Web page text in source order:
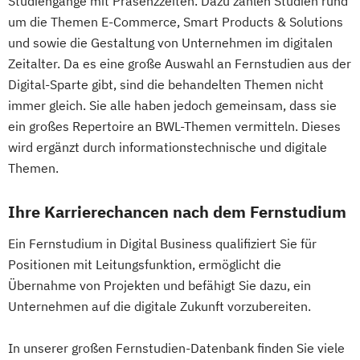
Wirtschaftsingenieurwesen
Wirtschaftsingenieurwesen und
Maschinenbau
Wirtschaftspsychologie & Künstliche
Intelligenz
Wirtschaftspsychologie & Leadership
Wirtschaftspsychologie (DE/EN))
Wirtschaftspsychologie im Online-
Wirtschaftsrecht
wirtschaftswissenschaftlicher Fächer
Mechatronik
Mechatronik (M. Eng.) 3 oder 4 Semester
Mediengestaltung
Medizintechnik (B. Eng.)/(B. Sc.)
Nachhaltiges Design
Nationale und internationale Zertifizierung
und Produktkennzeichnung
Professional Software Engineering
Prozesssimulation in der
Verfahrenstechnik
Regenerative Energietechnik
Technikfolgen­abschätzung
Technische Informatik
Psychologie mit Schwerpunkt
Gesundheitspsychologie
Psychologie mit Schwerpunkt Klinische
Psychologie und Psychologische Beratung
Psychologie mit Schwerpunkt
Pädagogische Psychologie
Sozialmanagement
Strategy & Leadership Taxation
Accounting Finance
UX Design & Management
Wirtschaftspsychologie
Wirtschaftsrecht
um die Themen E-Commerce, Smart Products & Solutions
und sowie die Gestaltung von Unternehmen im digitalen
Zeitalter. Da es eine große Auswahl an Fernstudien aus der
Digital-Sparte gibt, sind die behandelten Themen nicht
immer gleich. Sie alle haben jedoch gemeinsam, dass sie
ein großes Repertoire an BWL-Themen vermitteln. Dieses
wird ergänzt durch informationstechnische und digitale
Themen.
Ihre Karrierechancen nach dem Fernstudium
Ein Fernstudium in Digital Business qualifiziert Sie für
Positionen mit Leitungsfunktion, ermöglicht die
Übernahme von Projekten und befähigt Sie dazu, ein
Unternehmen auf die digitale Zukunft vorzubereiten.
In unserer großen Fernstudien-Datenbank finden Sie viele